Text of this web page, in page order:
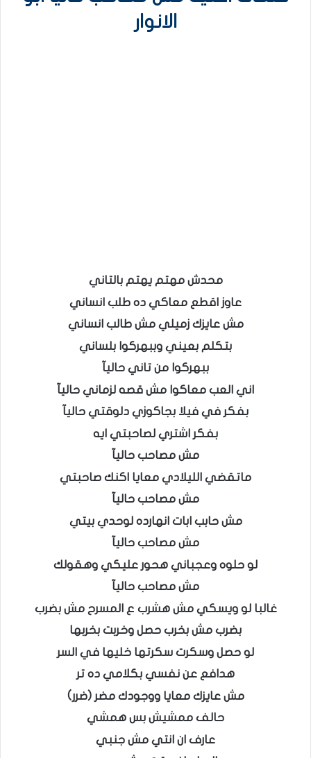
الانوار
محدش مهتم يهتم بالتاني
عاوز اقطع معاكي ده طلب انساني
مش عايزك زميلي مش طالب انساني
بتكلم بعيني وببهركوا بلساني
ببهركوا من تاني حاليآ
اني العب معاكوا مش قصه لزماني حاليآ
بفكر في فيلا بجاكوزي دلوقتي حاليآ
بفكر اشتري لصاحبتي ايه
مش مصاحب حاليآ
ماتقضي الليلادي معايا اكنك صاحبتي
مش مصاحب حاليآ
مش حابب ابات انهارده لوحدي بيتي
مش مصاحب حاليآ
لو حلوه وعجباني هحور عليكي وهقولك
مش مصاحب حاليآ
غالبا لو ويسكي مش هشرب ع المسرح مش بضرب
بضرب مش بخرب حصل وخربت بخربها
لو حصل وسكرت سكرتها خليها في السر
هدافع عن نفسي بكلامي ده تر
مش عايزك معايا ووجودك مضر (ضرر)
حالف ممشيش بس همشي
عارف ان انتي مش جنبي